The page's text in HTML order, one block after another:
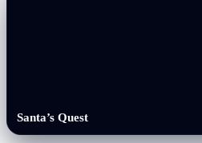
Santa’s Quest